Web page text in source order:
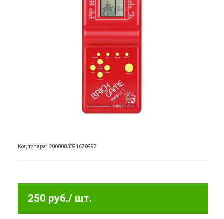
Код товара: 2000003391670997
250 руб./ шт.